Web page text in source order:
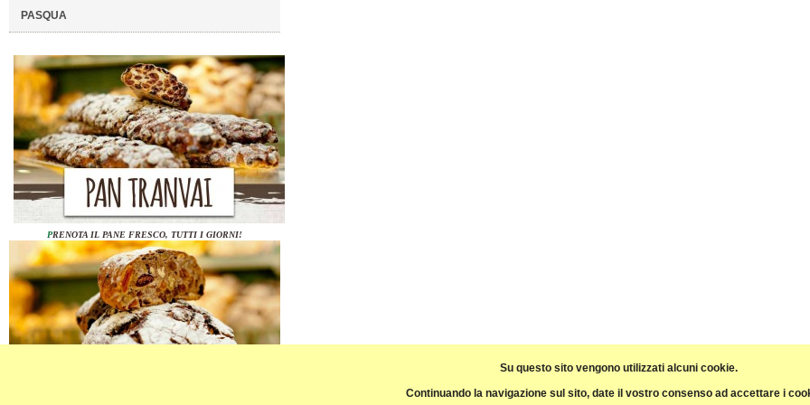
Su questo sito vengono utilizzati alcuni cookie.
Continuando la navigazione sul sito, date il vostro consenso ad accettare i
PASQUA
PRENOTA IL PANE FRESCO, TUTTI I GIORNI!